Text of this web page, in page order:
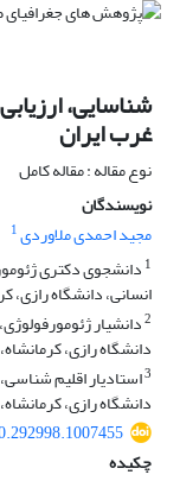
شناسایی،
غرب ایران
نوع مقاله : مقاله کامل
نویسندگان
مجید احمدی ملاوردی1
1 دانشجوی دکتری
انسانی، دانشگاه رازی،
2دانشیار
دانشگاه رازی،
3استادیار اقلیم
دانشگاه رازی،
چکیده